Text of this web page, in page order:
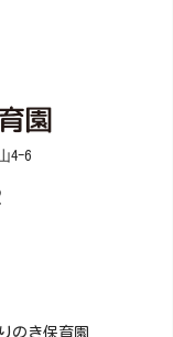
4-6
のき保育園